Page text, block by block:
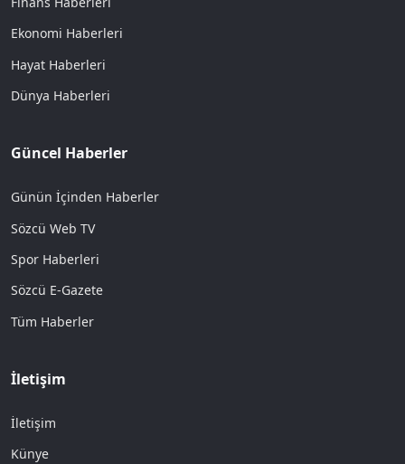
Ekonomi Haberleri
Hayat Haberleri
Dünya Haberleri
Güncel Haberler
Günün İçinden Haberler
Sözcü Web TV
Spor Haberleri
Sözcü E-Gazete
Tüm Haberler
İletişim
İletişim
Künye